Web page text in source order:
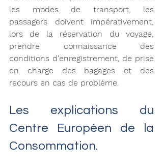
les modes de transport, les
passagers doivent impérativement,
lors de la réservation du voyage,
prendre connaissance des
conditions d'enregistrement, de prise
en charge des bagages et des
recours en cas de problème.
Les explications du
Centre Européen de la
Consommation.